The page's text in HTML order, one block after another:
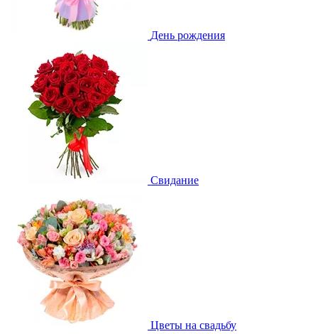
День рождения
Свидание
Цветы на свадьбу